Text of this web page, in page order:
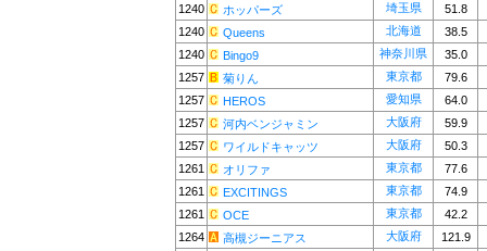
1240
ホッパーズ 埼玉県
51.8
1240
Queens 北海道
38.5
1240
Bingo9 神奈川県
35.0
1257
菊りん 東京都
79.6
1257
HEROS 愛知県
64.0
1257
河内ベンジャミン 大阪府
59.9
1257
ワイルドキャッツ 大阪府
50.3
1261
オリファ 東京都
77.6
1261
EXCITINGS 東京都
74.9
1261
OCE 東京都
42.2
1264
高槻ジーニアス 大阪府
121.9